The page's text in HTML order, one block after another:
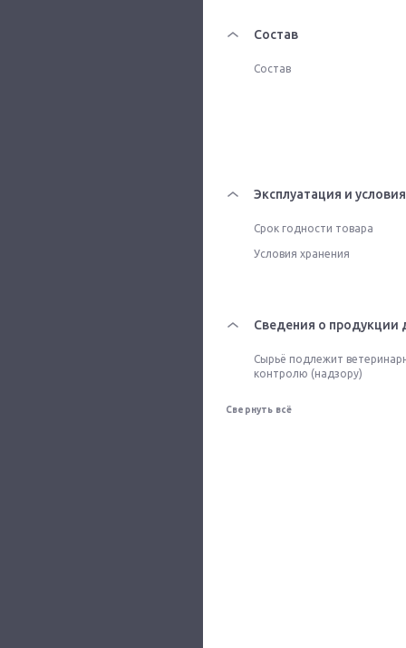
Состав
Состав
Эксплуатация и
Срок годности товара
Условия хранения
Сведения о продукции
Сырьё подлежит
контролю (надзору)
Свернуть всё